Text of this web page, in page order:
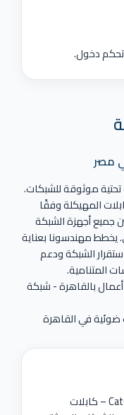
مصر
موثوقة للشبكات.
المهيكلة وفقًا
جميع أجهزة الشبكة
يخطط مهندسونا بعناية
الشبكة ودعم
المتنامية.
كابلات شبكة Cat6, Cat6A & Cat7 – كابلات